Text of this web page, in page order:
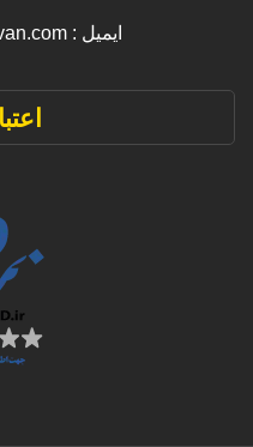
ایمیل : info [@] amlak-navan.com